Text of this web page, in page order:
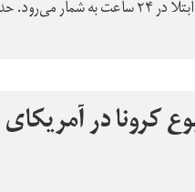
در آمریکای